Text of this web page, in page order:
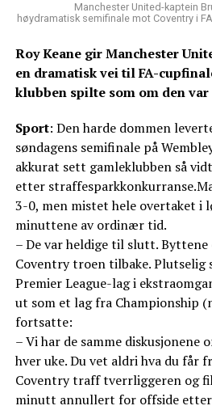
Manchester United-kaptein
høydramatisk semifinale mot Coventry i
Roy Keane gir Manchester
en dramatisk vei til FA-
klubben spilte som om den
Sport: Den harde dommen
søndagens semifinale på
akkurat sett gamleklubben så
etter
3-0, men mistet hele overtaket i
minuttene av ordinær tid.
– De var heldige til slutt.
Coventry troen tilbake. Plutselig
Premier League-lag i
ut som et lag fra Championship
fortsatte:
– Vi har de samme diskusjonene
hver uke. Du vet aldri hva du får
Coventry traff tverrliggeren og
minutt annullert for offside etter